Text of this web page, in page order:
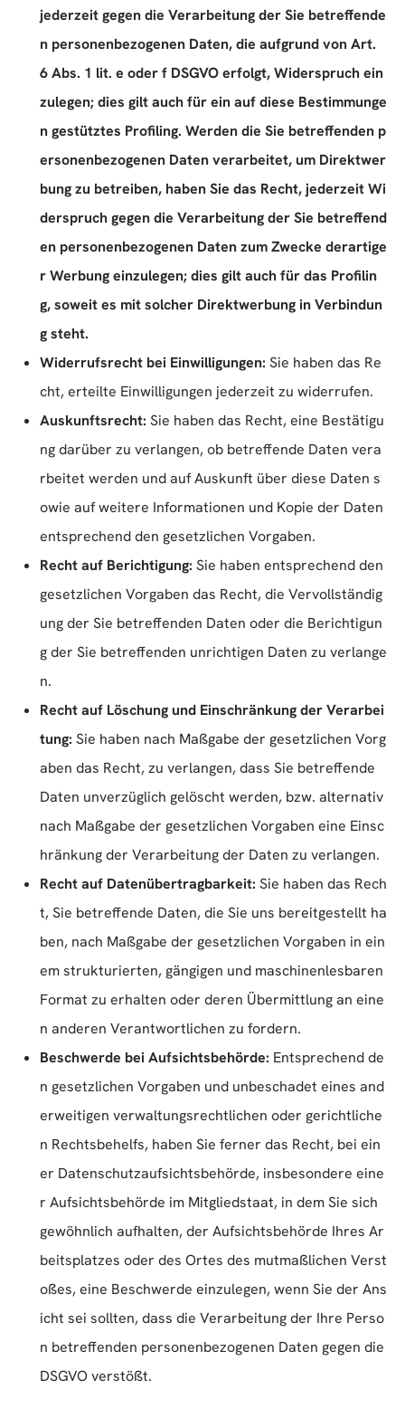
jederzeit gegen die Verarbeitung der Sie betreffende
n personenbezogenen Daten, die aufgrund von Art.
6 Abs. 1 lit. e oder f DSGVO erfolgt, Widerspruch ein
zulegen; dies gilt auch für ein auf diese Bestimmunge
n gestütztes Profiling. Werden die Sie betreffenden p
ersonenbezogenen Daten verarbeitet, um Direktwer
bung zu betreiben, haben Sie das Recht, jederzeit Wi
derspruch gegen die Verarbeitung der Sie betreffend
en personenbezogenen Daten zum Zwecke derartige
r Werbung einzulegen; dies gilt auch für das Profilin
g, soweit es mit solcher Direktwerbung in Verbindun
g steht.
Widerrufsrecht bei Einwilligungen: Sie haben das Re
cht, erteilte Einwilligungen jederzeit zu widerrufen.
Auskunftsrecht: Sie haben das Recht, eine Bestätigu
ng darüber zu verlangen, ob betreffende Daten vera
rbeitet werden und auf Auskunft über diese Daten s
owie auf weitere Informationen und Kopie der Daten
entsprechend den gesetzlichen Vorgaben.
Recht auf Berichtigung: Sie haben entsprechend den
gesetzlichen Vorgaben das Recht, die Vervollständig
ung der Sie betreffenden Daten oder die Berichtigun
g der Sie betreffenden unrichtigen Daten zu verlange
n.
Recht auf Löschung und Einschränkung der Verarbei
tung: Sie haben nach Maßgabe der gesetzlichen Vorg
aben das Recht, zu verlangen, dass Sie betreffende
Daten unverzüglich gelöscht werden, bzw. alternativ
nach Maßgabe der gesetzlichen Vorgaben eine Einsc
hränkung der Verarbeitung der Daten zu verlangen.
Recht auf Datenübertragbarkeit: Sie haben das Rech
t, Sie betreffende Daten, die Sie uns bereitgestellt ha
ben, nach Maßgabe der gesetzlichen Vorgaben in ein
em strukturierten, gängigen und maschinenlesbaren
Format zu erhalten oder deren Übermittlung an eine
n anderen Verantwortlichen zu fordern.
Beschwerde bei Aufsichtsbehörde: Entsprechend de
n gesetzlichen Vorgaben und unbeschadet eines and
erweitigen verwaltungsrechtlichen oder gerichtliche
n Rechtsbehelfs, haben Sie ferner das Recht, bei ein
er Datenschutzaufsichtsbehörde, insbesondere eine
r Aufsichtsbehörde im Mitgliedstaat, in dem Sie sich
gewöhnlich aufhalten, der Aufsichtsbehörde Ihres Ar
beitsplatzes oder des Ortes des mutmaßlichen Verst
oßes, eine Beschwerde einzulegen, wenn Sie der Ans
icht sei sollten, dass die Verarbeitung der Ihre Perso
n betreffenden personenbezogenen Daten gegen die
DSGVO verstößt.